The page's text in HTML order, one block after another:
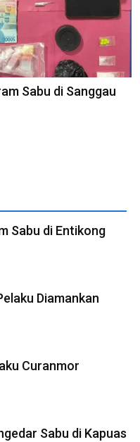
Sabu di Sanggau
Sabu di Entikong
Diamankan
Curanmor
Sabu di Kapuas